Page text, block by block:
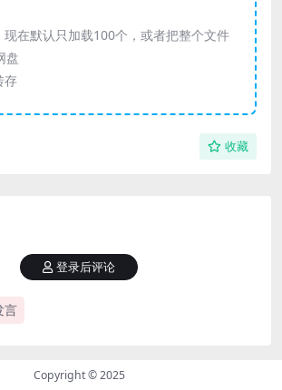
现在默认只加载100个，或者把整个文件
盘
存
收藏
言
登录后评论
Copyright © 2025